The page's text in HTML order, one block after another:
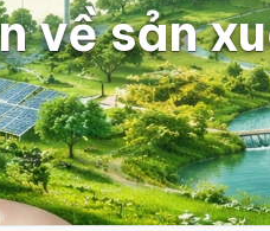
về sản